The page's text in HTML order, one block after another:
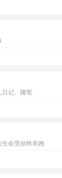
记、随笔
命里始终奔跑